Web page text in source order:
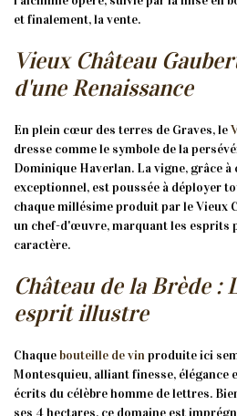
et finalement, la vente.
Vieux Château
d'une Renaissance
En plein cœur des terres de Graves, le
dresse comme le symbole de la
Dominique Haverlan. La vigne, grâce
exceptionnel, est poussée à déployer
chaque millésime produit par le Vieux
un chef-d'œuvre, marquant les esprits
caractère.
Château de la Brède :
esprit illustre
Chaquebouteille de vinproduite ici
Montesquieu, alliant finesse, élégance
écrits du célèbre homme de lettres.